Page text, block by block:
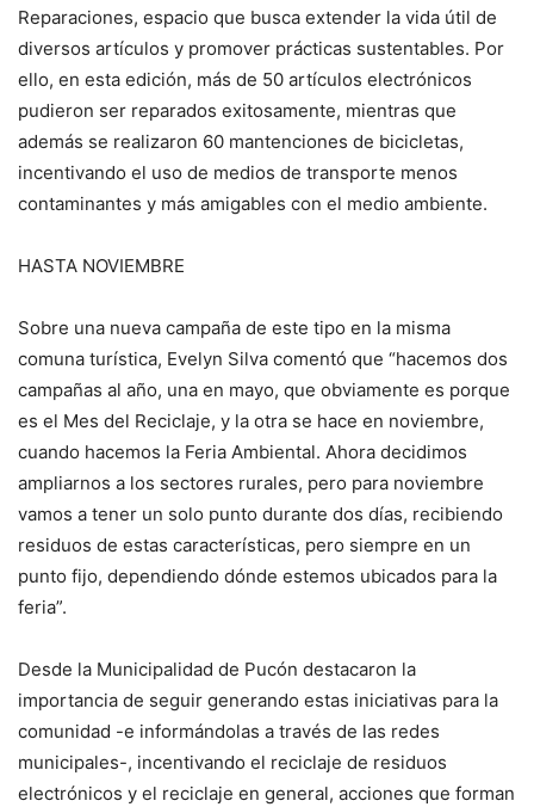
Reparaciones, espacio que busca extender la vida útil de
diversos artículos y promover prácticas sustentables. Por
ello, en esta edición, más de 50 artículos electrónicos
pudieron ser reparados exitosamente, mientras que
además se realizaron 60 mantenciones de bicicletas,
incentivando el uso de medios de transporte menos
contaminantes y más amigables con el medio ambiente.
HASTA NOVIEMBRE
Sobre una nueva campaña de este tipo en la misma
comuna turística, Evelyn Silva comentó que “hacemos dos
campañas al año, una en mayo, que obviamente es porque
es el Mes del Reciclaje, y la otra se hace en noviembre,
cuando hacemos la Feria Ambiental. Ahora decidimos
ampliarnos a los sectores rurales, pero para noviembre
vamos a tener un solo punto durante dos días, recibiendo
residuos de estas características, pero siempre en un
punto fijo, dependiendo dónde estemos ubicados para la
feria”.
Desde la Municipalidad de Pucón destacaron la
importancia de seguir generando estas iniciativas para la
comunidad -e informándolas a través de las redes
municipales-, incentivando el reciclaje de residuos
electrónicos y el reciclaje en general, acciones que forman